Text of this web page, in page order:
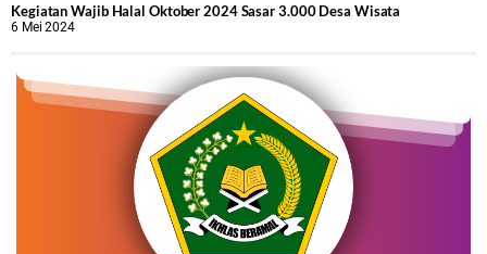
Kegiatan Wajib Halal Oktober 2024 Sasar 3.000 Desa Wisata
6 Mei 2024